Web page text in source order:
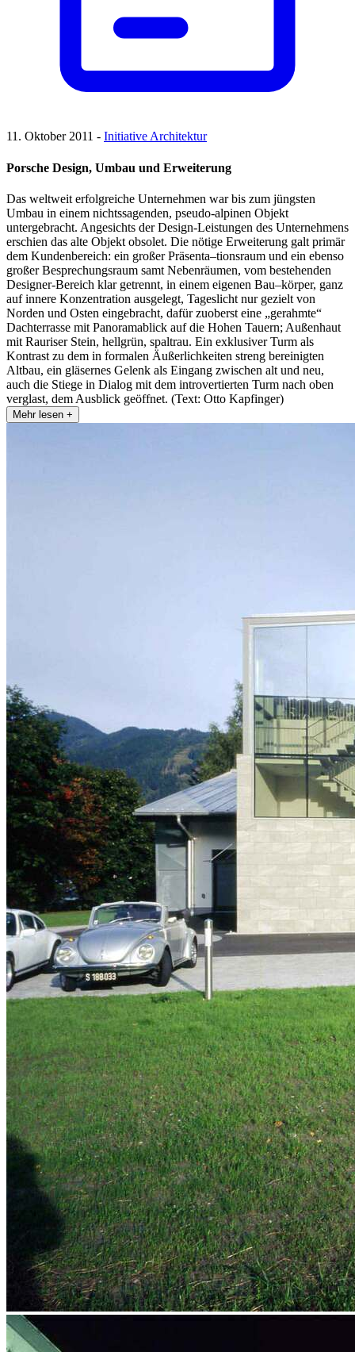
11. Oktober 2011 - Initiative Architektur
Porsche Design, Umbau und Erweiterung
Das weltweit erfolgreiche Unternehmen war bis zum jüngsten
Umbau in einem nichtssagenden, pseudo-alpinen Objekt
untergebracht. Angesichts der Design-Leistungen des Unternehmens
erschien das alte Objekt obsolet. Die nötige Erweiterung galt primär
dem Kundenbereich: ein großer Präsenta–tionsraum und ein ebenso
großer Besprechungsraum samt Nebenräumen, vom bestehenden
Designer-Bereich klar getrennt, in einem eigenen Bau–körper, ganz
auf innere Konzentration ausgelegt, Tageslicht nur gezielt von
Norden und Osten eingebracht, dafür zuoberst eine „gerahmte“
Dachterrasse mit Panoramablick auf die Hohen Tauern; Außenhaut
mit Rauriser Stein, hellgrün, spaltrau. Ein exklusiver Turm als
Kontrast zu dem in formalen Äußerlichkeiten streng bereinigten
Altbau, ein gläsernes Gelenk als Eingang zwischen alt und neu,
auch die Stiege in Dialog mit dem introvertierten Turm nach oben
verglast, dem Ausblick geöffnet. (Text: Otto Kapfinger)
Mehr lesen +